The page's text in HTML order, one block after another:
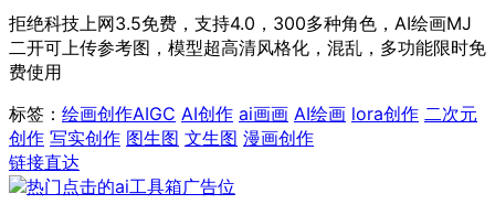
拒绝科技上网3.5免费，支持4.0，300多种角色，AI绘画MJ
二开可上传参考图，模型超高清风格化，混乱，多功能限时免
费使用
标签： 绘画创作AIGC AI创作 ai画画 AI绘画 lora创作 二次元
创作 写实创作 图生图 文生图 漫画创作
链接直达